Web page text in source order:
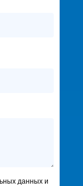
данных и